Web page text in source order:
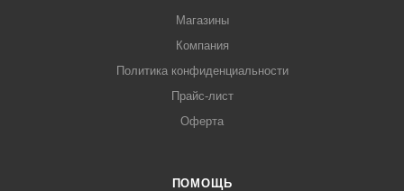
Магазины
Компания
Политика конфиденциальности
Прайс-лист
Оферта
ПОМОЩЬ